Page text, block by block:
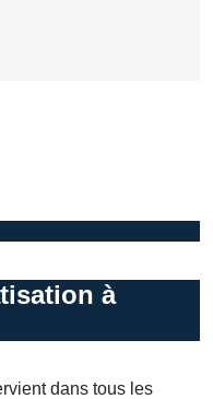
à
dans tous les